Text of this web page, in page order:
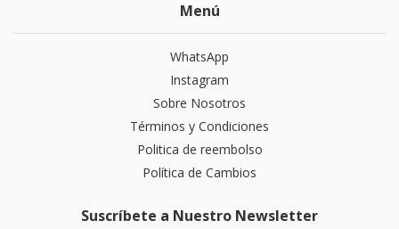
Menú
WhatsApp
Instagram
Sobre Nosotros
Términos y Condiciones
Politica de reembolso
Política de Cambios
Suscríbete a Nuestro Newsletter